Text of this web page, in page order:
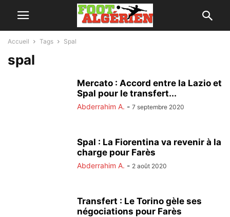
Accueil Tags Spal
spal
Mercato : Accord entre la Lazio et
Spal pour le transfert...
Abderrahim A. - 7 septembre 2020
Spal : La Fiorentina va revenir à la
charge pour Farès
Abderrahim A. - 2 août 2020
Transfert : Le Torino gèle ses
négociations pour Farès